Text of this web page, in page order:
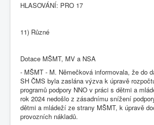
HLASOVÁNÍ: PRO 17
11) Různé
Dotace MŠMT, MV a NSA
- MŠMT - M. Němečková informovala, že do
SH ČMS byla zaslána výzva k úpravě
programů podpory NNO v práci s dětmi a
rok 2024 nedošlo z zásadnímu snížení
dětmi a mládeží ze strany MŠMT, k úpravě
provozních nákladů.